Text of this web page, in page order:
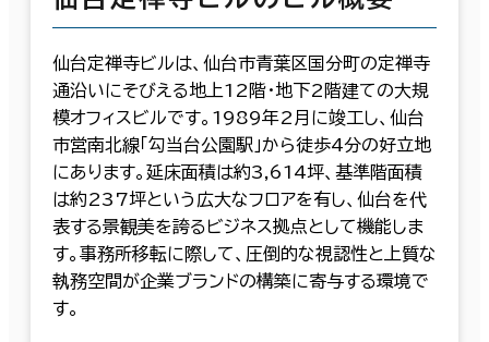
仙台定禅寺ビルは、仙台市青葉区国分町の定禅寺
通沿いにそびえる地上12階・地下2階建ての大規
模オフィスビルです。1989年2月に竣工し、仙台
市営南北線「勾当台公園駅」から徒歩4分の好立地
にあります。延床面積は約3,614坪、基準階面積
は約237坪という広大なフロアを有し、仙台を代
表する景観美を誇るビジネス拠点として機能しま
す。事務所移転に際して、圧倒的な視認性と上質な
執務空間が企業ブランドの構築に寄与する環境で
す。